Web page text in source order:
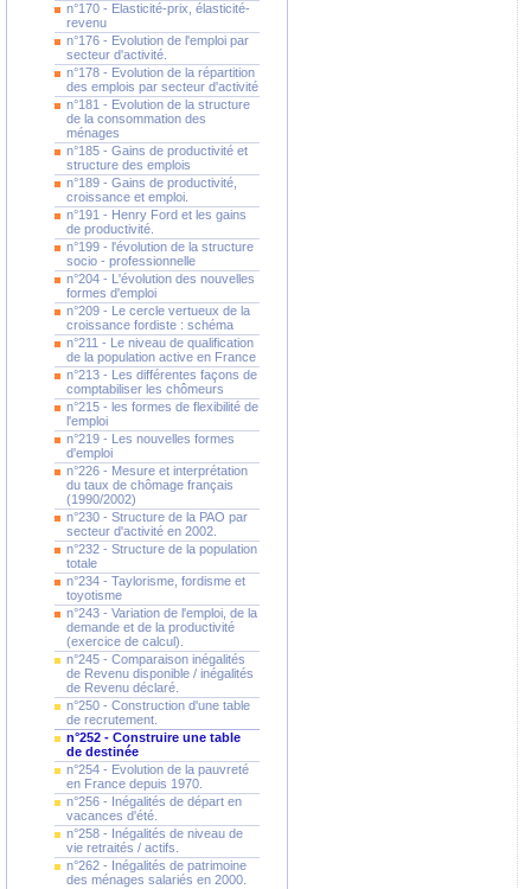
n°170 - Elasticité-prix, élasticité-
revenu
n°176 - Evolution de l'emploi par
secteur d'activité.
n°178 - Evolution de la répartition
des emplois par secteur d'activité
n°181 - Evolution de la structure
de la consommation des
ménages
n°185 - Gains de productivité et
structure des emplois
n°189 - Gains de productivité,
croissance et emploi.
n°191 - Henry Ford et les gains
de productivité.
n°199 - l'évolution de la structure
socio - professionnelle
n°204 - L'évolution des nouvelles
formes d'emploi
n°209 - Le cercle vertueux de la
croissance fordiste : schéma
n°211 - Le niveau de qualification
de la population active en France
n°213 - Les différentes façons de
comptabiliser les chômeurs
n°215 - les formes de flexibilité de
l'emploi
n°219 - Les nouvelles formes
d'emploi
n°226 - Mesure et interprétation
du taux de chômage français
(1990/2002)
n°230 - Structure de la PAO par
secteur d'activité en 2002.
n°232 - Structure de la population
totale
n°234 - Taylorisme, fordisme et
toyotisme
n°243 - Variation de l'emploi, de la
demande et de la productivité
(exercice de calcul).
n°245 - Comparaison inégalités
de Revenu disponible / inégalités
de Revenu déclaré.
n°250 - Construction d'une table
de recrutement.
n°252 - Construire une table
de destinée
n°254 - Evolution de la pauvreté
en France depuis 1970.
n°256 - Inégalités de départ en
vacances d'été.
n°258 - Inégalités de niveau de
vie retraités / actifs.
n°262 - Inégalités de patrimoine
des ménages salariés en 2000.